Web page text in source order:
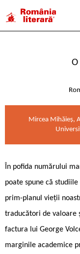
Mircea Mihăieș,
În pofida numărului
poate spune că
prim-planul vieții
traducători de valoare
factura lui George
marginile academice